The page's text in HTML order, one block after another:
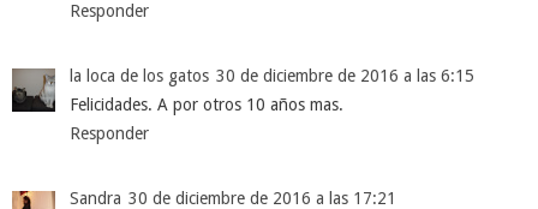
Responder
la loca de los gatos 30 de diciembre de 2016 a las 6:15
Felicidades. A por otros 10 años mas.
Responder
Sandra 30 de diciembre de 2016 a las 17:21